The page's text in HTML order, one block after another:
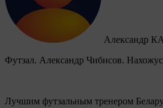
Александр
Футзал. Александр Чибисов.
Лучшим футзальным тренером